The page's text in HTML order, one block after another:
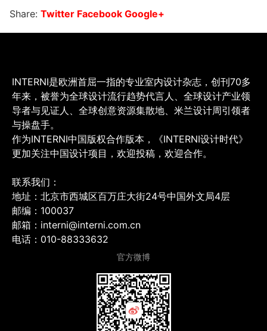
Share: Twitter Facebook Google+
INTERNI是欧洲首屈一指的专业室内设计杂志，创刊70多
年来，被誉为全球设计流行趋势代言人、全球设计产业领
导者与见证人、全球创意资源集散地、米兰设计周引领者
与操盘手。
作为INTERNI中国版权合作版本，《INTERNI设计时代》
更加关注中国设计项目，欢迎投稿，欢迎合作。
联系我们：
地址：北京市西城区百万庄大街24号中国外文局4层
邮编：100037
邮箱：interni@interni.com.cn
电话：010-88333632
官方微博